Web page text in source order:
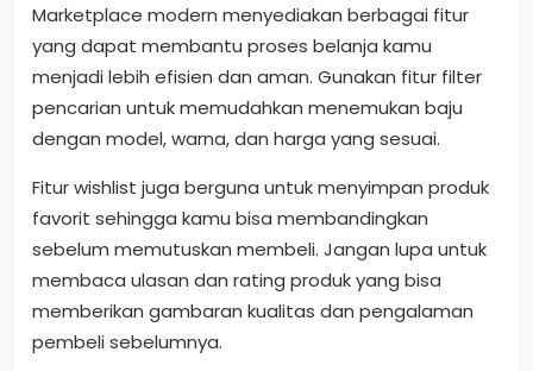
Marketplace modern menyediakan berbagai fitur
yang dapat membantu proses belanja kamu
menjadi lebih efisien dan aman. Gunakan fitur filter
pencarian untuk memudahkan menemukan baju
dengan model, warna, dan harga yang sesuai.
Fitur wishlist juga berguna untuk menyimpan produk
favorit sehingga kamu bisa membandingkan
sebelum memutuskan membeli. Jangan lupa untuk
membaca ulasan dan rating produk yang bisa
memberikan gambaran kualitas dan pengalaman
pembeli sebelumnya.